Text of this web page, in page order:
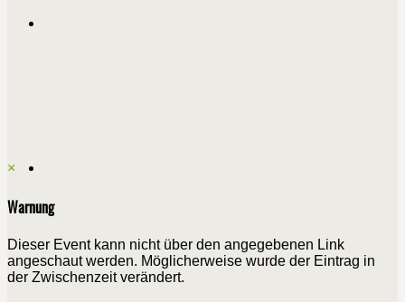
×
Warnung
Dieser Event kann nicht über den angegebenen Link
angeschaut werden. Möglicherweise wurde der Eintrag in
der Zwischenzeit verändert.